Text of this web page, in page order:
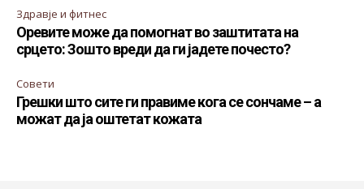
Здравје и фитнес
Оревите може да помогнат во заштитата на
срцето: Зошто вреди да ги јадете почесто?
Совети
Грешки што сите ги правиме кога се сончаме – а
можат да ја оштетат кожата